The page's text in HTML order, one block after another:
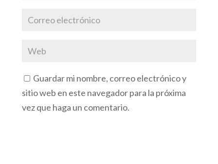
Guardar mi nombre, correo electrónico y
sitio web en este navegador para la próxima
vez que haga un comentario.